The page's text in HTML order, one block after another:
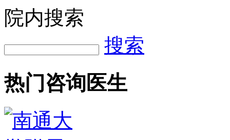
院内搜索
搜索
热门咨询医生